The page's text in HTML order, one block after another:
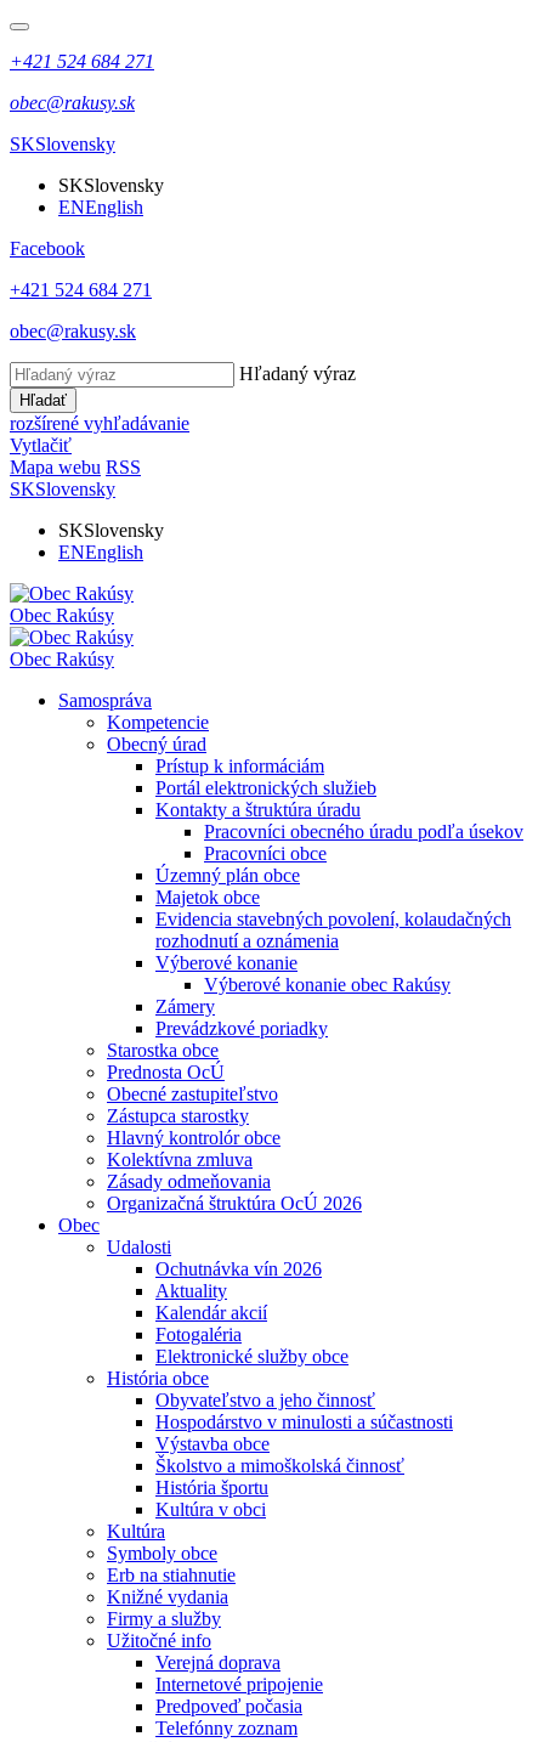
+421 524 684 271
obec@rakusy.sk
SKSlovensky
SKSlovensky
ENEnglish
Facebook
+421 524 684 271
obec@rakusy.sk
Hľadaný výraz
Hľadať
rozšírené vyhľadávanie
Vytlačiť
Mapa webu RSS
SKSlovensky
SKSlovensky
ENEnglish
Obec Rakúsy
Obec Rakúsy
Samospráva
Kompetencie
Obecný úrad
Prístup k informáciám
Portál elektronických služieb
Kontakty a štruktúra úradu
Pracovníci obecného úradu podľa úsekov
Pracovníci obce
Územný plán obce
Majetok obce
Evidencia stavebných povolení, kolaudačných
rozhodnutí a oznámenia
Výberové konanie
Výberové konanie obec Rakúsy
Zámery
Prevádzkové poriadky
Starostka obce
Prednosta OcÚ
Obecné zastupiteľstvo
Zástupca starostky
Hlavný kontrolór obce
Kolektívna zmluva
Zásady odmeňovania
Organizačná štruktúra OcÚ 2026
Obec
Udalosti
Ochutnávka vín 2026
Aktuality
Kalendár akcií
Fotogaléria
Elektronické služby obce
História obce
Obyvateľstvo a jeho činnosť
Hospodárstvo v minulosti a súčastnosti
Výstavba obce
Školstvo a mimoškolská činnosť
História športu
Kultúra v obci
Kultúra
Symboly obce
Erb na stiahnutie
Knižné vydania
Firmy a služby
Užitočné info
Verejná doprava
Internetové pripojenie
Predpoveď počasia
Telefónny zoznam